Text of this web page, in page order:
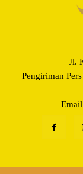
Jl.
Pengiriman